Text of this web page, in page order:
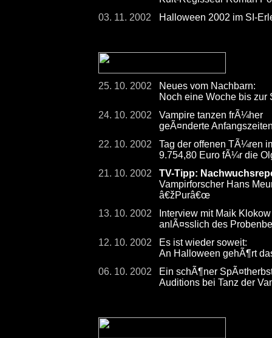
03. 11. 2002
Halloween 2002 im SI-
25. 10. 2002
Neues vom Nachbarn:
Noch eine Woche bis zur
24. 10. 2002
Vampire tanzen frÃ¼her
geÃ¤nderte
22. 10. 2002
Tag der offenen TÃ¼ren
9.754,80 Euro fÃ¼r die
21. 10. 2002
TV-Tipp:
Vampirforscher Hans
â€žPurâ€œ
13. 10. 2002
Interview mit Maik
anlÃ¤sslich des
12. 10. 2002
Es ist wieder soweit:
An Halloween gehÃ¶rt
06. 10. 2002
Ein schÃ¶ner
Auditions bei Tanz der